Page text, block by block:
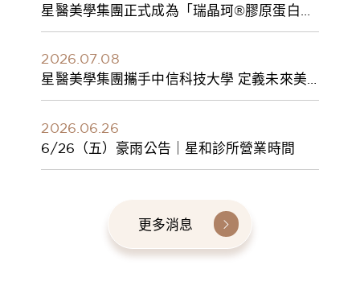
星醫美學集團正式成為「瑞晶珂®膠原蛋白植
入劑」台灣獨家總代理
2026.07.08
星醫美學集團攜手中信科技大學 定義未來美
學人才新標準 建構健康美學產學共育模式 串
2026.06.26
6/26（五）豪雨公告｜星和診所營業時間
更多消息